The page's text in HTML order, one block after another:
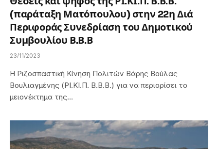
(παράταξη Ματόπουλου) στην 22η Διά
Περιφοράς Συνεδρίαση του Δημοτικού
Συμβουλίου Β.Β.Β
23/11/2023
Η Ριζοσπαστική Κίνηση Πολιτών Βάρης Βούλας
Βουλιαγμένης (ΡΙ.ΚΙ.Π. Β.Β.Β.) για να περιορίσει το
μειονέκτημα της…